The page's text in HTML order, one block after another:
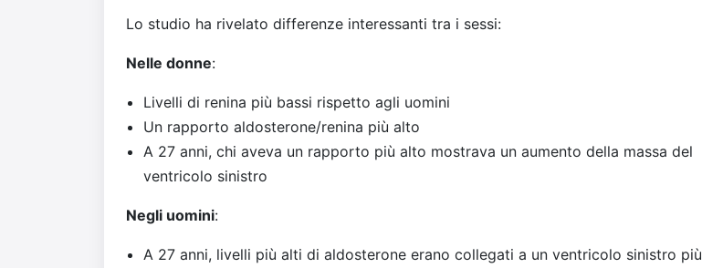
Lo studio ha rivelato differenze interessanti tra i sessi:
Nelle donne:
Livelli di renina più bassi rispetto agli uomini
Un rapporto aldosterone/renina più alto
A 27 anni, chi aveva un rapporto più alto mostrava un aumento della massa del
ventricolo sinistro
Negli uomini:
A 27 anni, livelli più alti di aldosterone erano collegati a un ventricolo sinistro più